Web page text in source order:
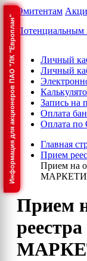
Информация для акционеров ПАО "ЛК "Европлан"
Эмитентам
Потенциальным
Личный
Личный
Запись на
Оплата
Оплата по
Главная
Прием
Прием на
Прием